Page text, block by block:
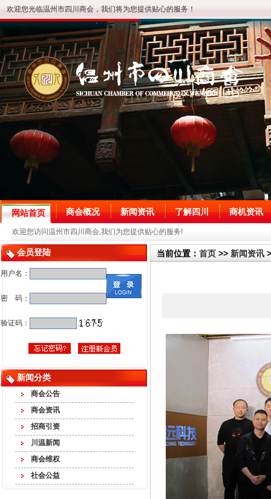
欢迎您光临温州市四川商会，我们将为您提供贴心的服务！
网站首页
欢迎您访问温州市四川商会,我们为您提供贴心的服务!
商会概况 新闻资讯 了解四川 商机资讯
会员登陆
用户名：
密 码：
验证码：
新闻分类
商会公告
商会资讯
招商引资
川温新闻
商会维权
社会公益
当前位置： 首页 >> 新闻资讯